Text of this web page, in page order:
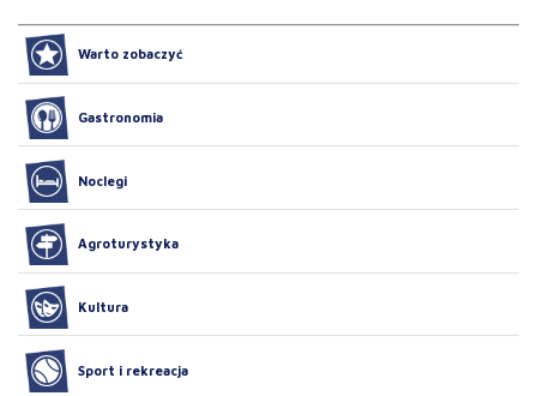
Warto zobaczyć
Gastronomia
Noclegi
Agroturystyka
Kultura
Sport i rekreacja